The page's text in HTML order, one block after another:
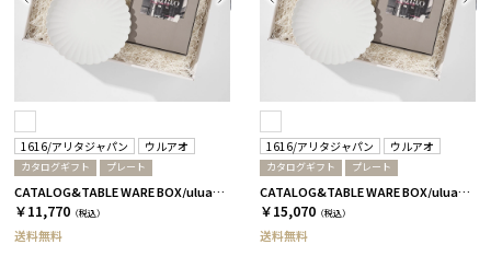
1616/アリタジャパン ウルアオ
カタログギフト プレート
CATALOG&TABLE WARE BOX/uluao/パレスプレート160 2枚セット/全5種 イヴェット
￥11,770 （税込）
送料無料
1616/アリタジャパン ウルアオ
カタログギフト プレート
CATALOG&TABLE WARE BOX/uluao/パレスプレート160 2枚セット/全5種 ザグーアン
￥15,070 （税込）
送料無料